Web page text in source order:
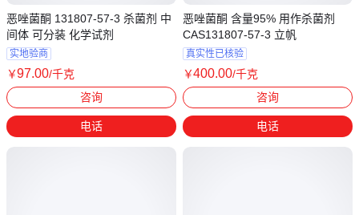
恶唑菌酮 131807-57-3 杀菌剂 中
间体 可分装 化学试剂
实地验商
￥97.00/千克
咨询
电话
恶唑菌酮 含量95% 用作杀菌剂
CAS131807-57-3 立帆
真实性已核验
￥400.00/千克
咨询
电话